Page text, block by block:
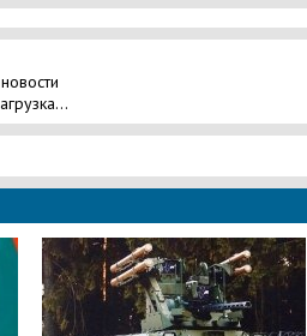
новости